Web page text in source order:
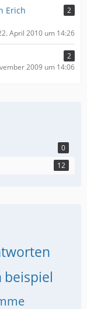
Erich
2
April 2010 um 14:26
2
2009 um 14:06
0
12
beispiel